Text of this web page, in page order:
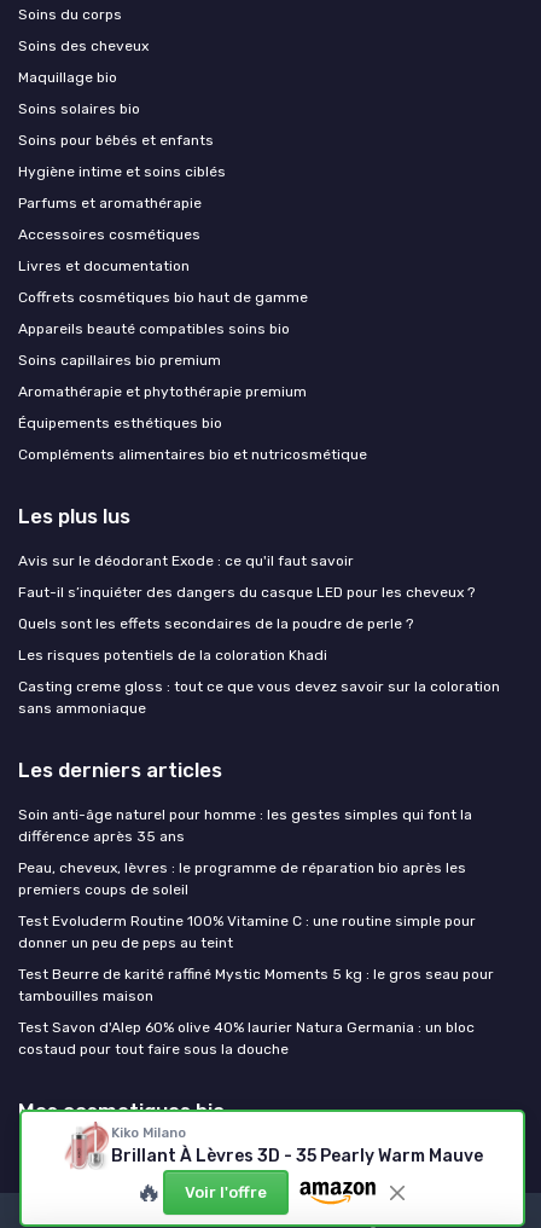
Kiko Milano
Brillant À Lèvres 3D - 35 Pearly Warm Mauve
🔥 Voir l'offre
Soins du corps
Soins des cheveux
Maquillage bio
Soins solaires bio
Soins pour bébés et enfants
Hygiène intime et soins ciblés
Parfums et aromathérapie
Accessoires cosmétiques
Livres et documentation
Coffrets cosmétiques bio haut de gamme
Appareils beauté compatibles soins bio
Soins capillaires bio premium
Aromathérapie et phytothérapie premium
Équipements esthétiques bio
Compléments alimentaires bio et nutricosmétique
Les plus lus
Avis sur le déodorant Exode : ce qu'il faut savoir
Faut-il s’inquiéter des dangers du casque LED pour les cheveux ?
Quels sont les effets secondaires de la poudre de perle ?
Les risques potentiels de la coloration Khadi
Casting creme gloss : tout ce que vous devez savoir sur la coloration
sans ammoniaque
Les derniers articles
Soin anti-âge naturel pour homme : les gestes simples qui font la
différence après 35 ans
Peau, cheveux, lèvres : le programme de réparation bio après les
premiers coups de soleil
Test Evoluderm Routine 100% Vitamine C : une routine simple pour
donner un peu de peps au teint
Test Beurre de karité raffiné Mystic Moments 5 kg : le gros seau pour
tambouilles maison
Test Savon d'Alep 60% olive 40% laurier Natura Germania : un bloc
costaud pour tout faire sous la douche
Mes cosmetiques bio